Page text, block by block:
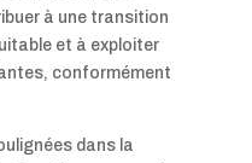
à une transition
et à exploiter
conformément
dans la